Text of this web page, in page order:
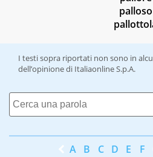
palloso
I testi sopra riportati non sono in
dell’opinione di Italiaonline S.p.A.
A B C D E F